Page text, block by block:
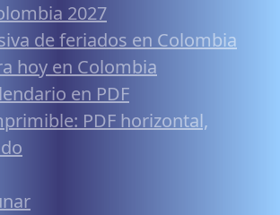
2027
de feriados en Colombia
hoy en Colombia
en PDF
PDF horizontal,